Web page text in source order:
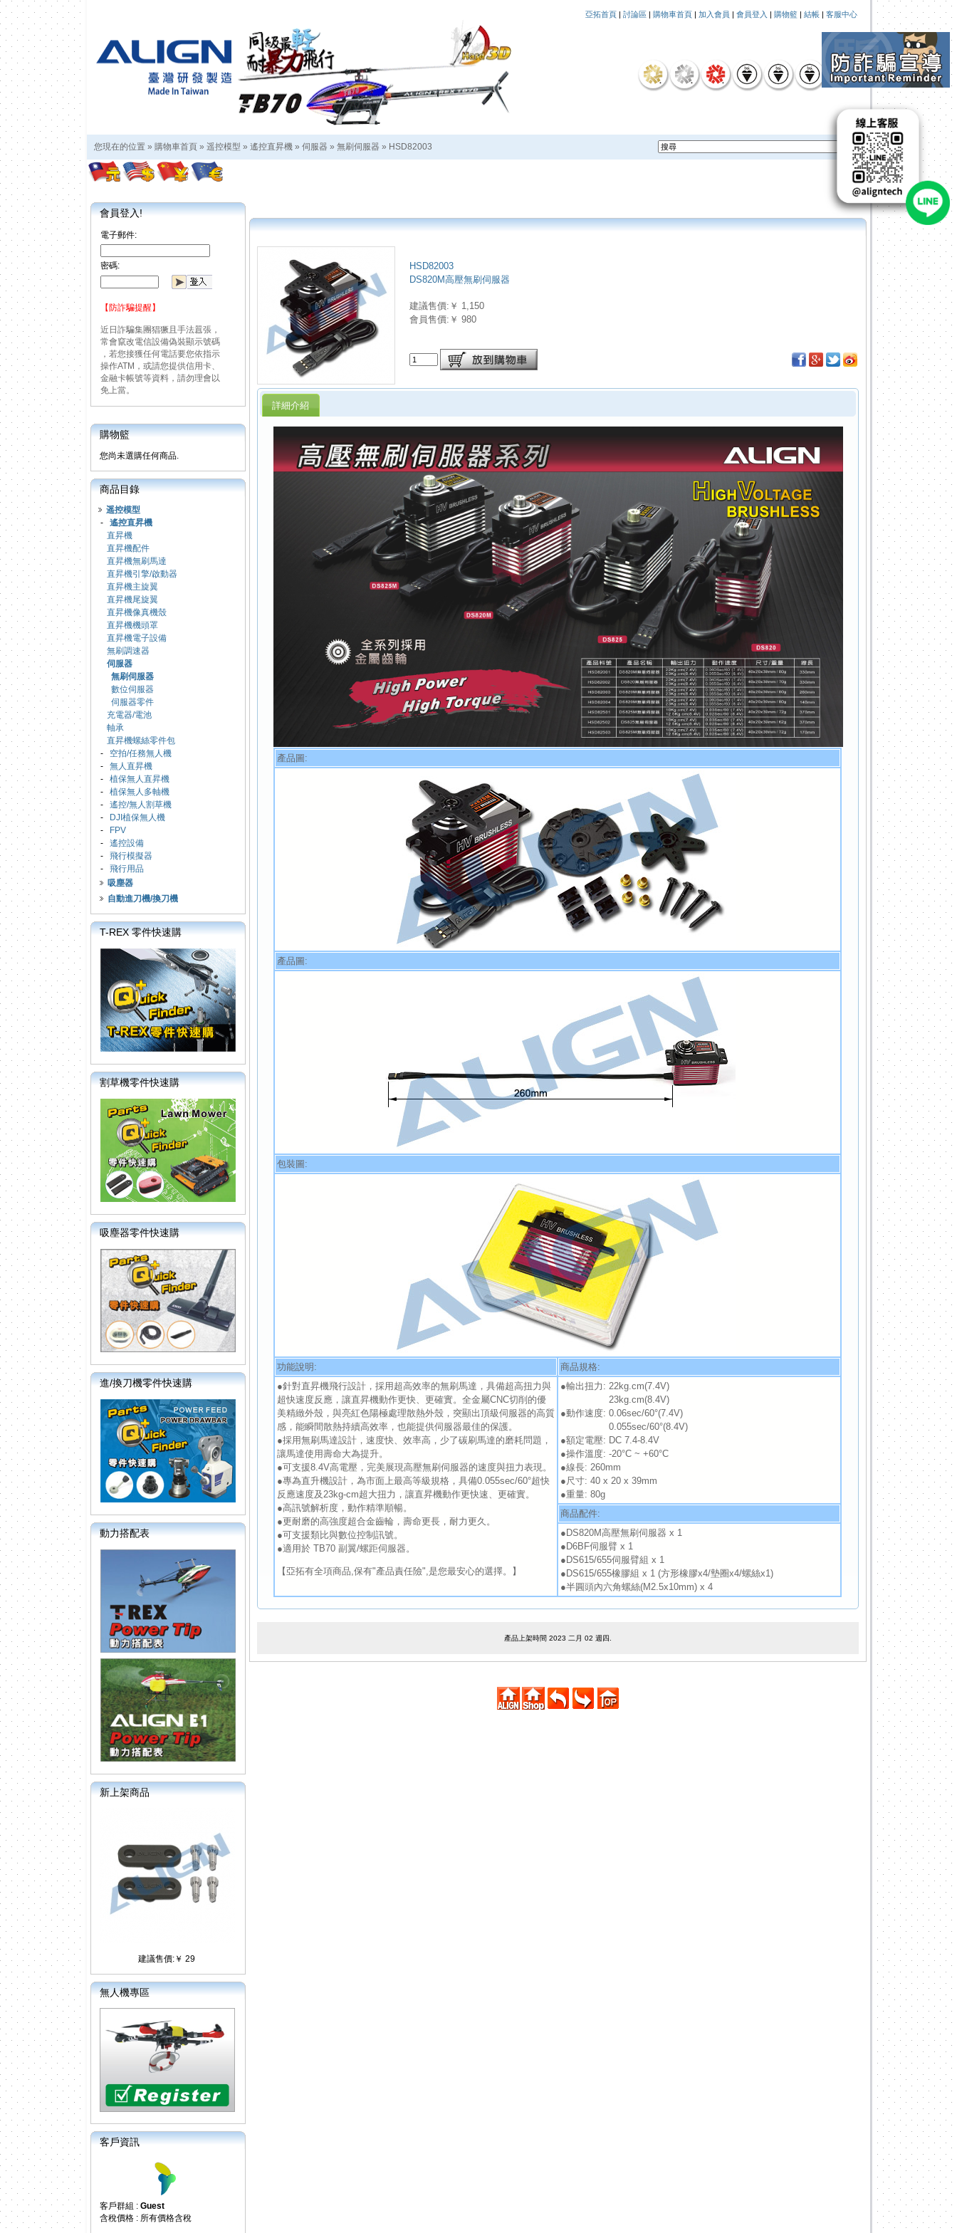
亞拓首頁 | 討論區 | 購物車首頁 | 加入會員 | 會員登入 | 購物籃 | 結帳 | 客服中心
您現在的位置 » 購物車首頁 » 遥控模型 » 遙控直昇機 » 伺服器 » 無刷伺服器 » HSD82003
會員登入!
電子郵件:
密碼:
【防詐騙提醒】
近日詐騙集團猖獗且手法囂張，
常會竄改電信設備偽裝顯示號碼
，若您接獲任何電話要您依指示
操作ATM，或請您提供信用卡、
金融卡帳號等資料，請勿理會以
免上當。
購物籃
您尚未選購任何商品.
商品目錄
遥控模型
- 遙控直昇機
直昇機
直昇機配件
直昇機無刷馬達
直昇機引擎/啟動器
直昇機主旋翼
直昇機尾旋翼
直昇機像真機殼
直昇機機頭罩
直昇機電子設備
無刷調速器
伺服器
無刷伺服器
數位伺服器
伺服器零件
充電器/電池
軸承
直昇機螺絲零件包
- 空拍/任務無人機
- 無人直昇機
- 植保無人直昇機
- 植保無人多軸機
- 遙控/無人割草機
-
DJI植保無人機
-
FPV
- 遙控設備
- 飛行模擬器
- 飛行用品
吸塵器
自動進刀機/換刀機
T-REX 零件快速購
割草機零件快速購
吸塵器零件快速購
進/換刀機零件快速購
動力搭配表
新上架商品
建議售價:￥ 29
無人機專區
客戶資訊
客戶群組 : Guest
含稅價格 : 所有價格含稅
HSD82003
DS820M高壓無刷伺服器
建議售價:￥ 1,150
會員售價:￥ 980
詳細介紹
產品圖:
產品圖:
包裝圖:
功能說明:
商品規格:
●針對直昇機飛行設計，採用超高效率的無刷馬達，具備超高扭力與
超快速度反應，讓直昇機動作更快、更確實。全金屬CNC切削的優
美精緻外殼，與亮紅色陽極處理散熱外殼，突顯出頂級伺服器的高質
感，能瞬間散熱持續高效率，也能提供伺服器最佳的保護。
●採用無刷馬達設計，速度快、效率高，少了碳刷馬達的磨耗問題，
讓馬達使用壽命大為提升。
●可支援8.4V高電壓，完美展現高壓無刷伺服器的速度與扭力表現。
●專為直升機設計，為市面上最高等級規格，具備0.055sec/60°超快
反應速度及23kg-cm超大扭力，讓直昇機動作更快速、更確實。
●高訊號解析度，動作精準順暢。
●更耐磨的高強度超合金齒輪，壽命更長，耐力更久。
●可支援類比與數位控制訊號。
●適用於 TB70 副翼/螺距伺服器。
【亞拓有全項商品,保有"產品責任險",是您最安心的選擇。】
●輸出扭力: 22kg.cm(7.4V)
23kg.cm(8.4V)
●動作速度: 0.06sec/60°(7.4V)
0.055sec/60°(8.4V)
●額定電壓: DC 7.4-8.4V
●操作溫度: -20°C ~ +60°C
●線長: 260mm
●尺寸: 40 x 20 x 39mm
●重量: 80g
商品配件:
●DS820M高壓無刷伺服器 x 1
●D6BF伺服臂 x 1
●DS615/655伺服臂組 x 1
●DS615/655橡膠組 x 1 (方形橡膠x4/墊圈x4/螺絲x1)
●半圓頭內六角螺絲(M2.5x10mm) x 4
產品上架時間 2023 二月 02 週四.